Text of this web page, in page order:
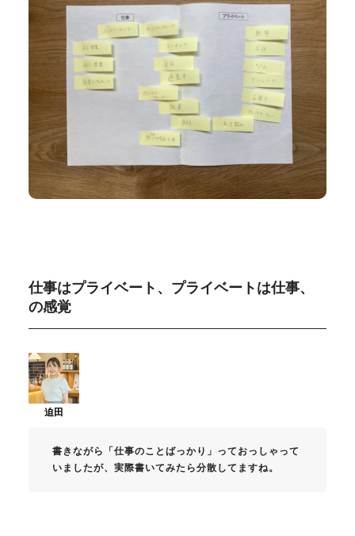
仕事はプライベート、プライベートは仕事、
の感覚
書きながら「仕事のことばっかり」っておっしゃって
いましたが、実際書いてみたら分散してますね。